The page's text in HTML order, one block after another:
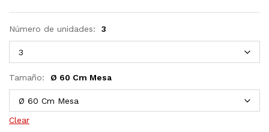
Número de unidades: 3
Tamaño: Ø 60 Cm Mesa
Clear